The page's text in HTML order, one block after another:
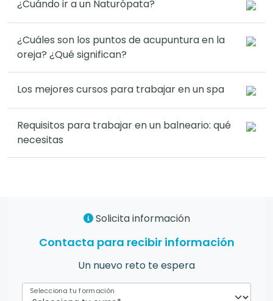
¿Cuándo ir a un Naturópata?
¿Cuáles son los puntos de acupuntura en la
oreja? ¿Qué significan?
Los mejores cursos para trabajar en un spa
Requisitos para trabajar en un balneario: qué
necesitas
Solicita información
Contacta para recibir información
Un nuevo reto te espera
Selecciona tu formación